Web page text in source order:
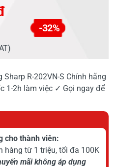
-32%
R-202VN-S Chính hãng
1-2h làm việc ✓ Gọi ngay để
cho thành viên:
hàng từ 1 triệu, tối đa 100K
mãi không áp dụng